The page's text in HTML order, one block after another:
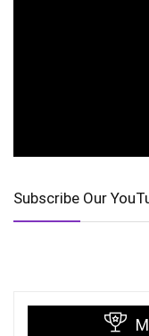
Subscribe Our